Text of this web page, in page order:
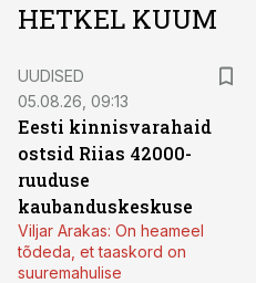
HETKEL KUUM
UUDISED
05.08.26, 09:13
Eesti kinnisvarahaid
ostsid Riias 42000-
ruuduse
kaubanduskeskuse
Viljar Arakas: On heameel
tõdeda, et taaskord on
suuremahulise